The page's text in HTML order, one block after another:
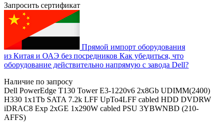
Запросить сертификат
Прямой импорт оборудования
из Китая и ОАЭ без посредников Как убедиться, что
оборудование действительно напрямую с завода Dell?
Наличие по запросу
Dell PowerEdge T130 Tower E3-1220v6 2x8Gb UDIMM(2400)
H330 1x1Tb SATA 7.2k LFF UpTo4LFF cabled HDD DVDRW
iDRAC8 Exp 2xGE 1x290W cabled PSU 3YBWNBD (210-
AFFS)